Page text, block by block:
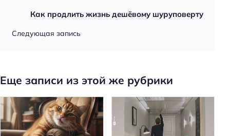
Как продлить жизнь дешёвому шуруповерту
Следующая запись
Еще записи из этой же рубрики